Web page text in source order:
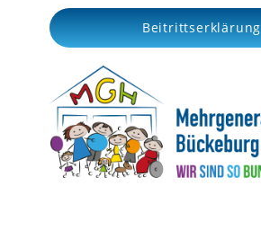
h
Beitrittserklärung